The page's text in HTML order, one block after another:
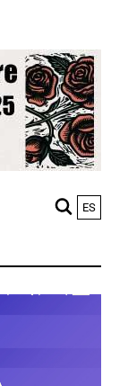
ES